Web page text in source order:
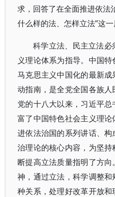
求，回答了在全面推进依法
什么样的法、怎样立法”这一
科学立法、民主立法
义理论体系为指导。中国
马克思主义中国化的最新
动指南，是全党全国各族人
党的十八大以来，习近平
富了中国特色社会主义理
进依法治国的系列讲话、
治理论的核心内容，为坚
断提高立法质量指明了方
神，通过立法，科学调整
种关系，处理好改革开放